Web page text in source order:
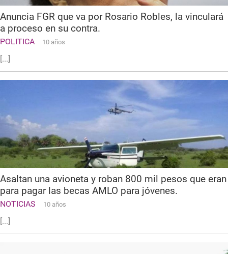
Anuncia FGR que va por Rosario Robles, la vinculará
a proceso en su contra.
POLITICA 10 años
[...]
Asaltan una avioneta y roban 800 mil pesos que eran
para pagar las becas AMLO para jóvenes.
NOTICIAS 10 años
[...]